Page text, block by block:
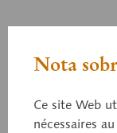
Nota
Ce site Web
nécessaires